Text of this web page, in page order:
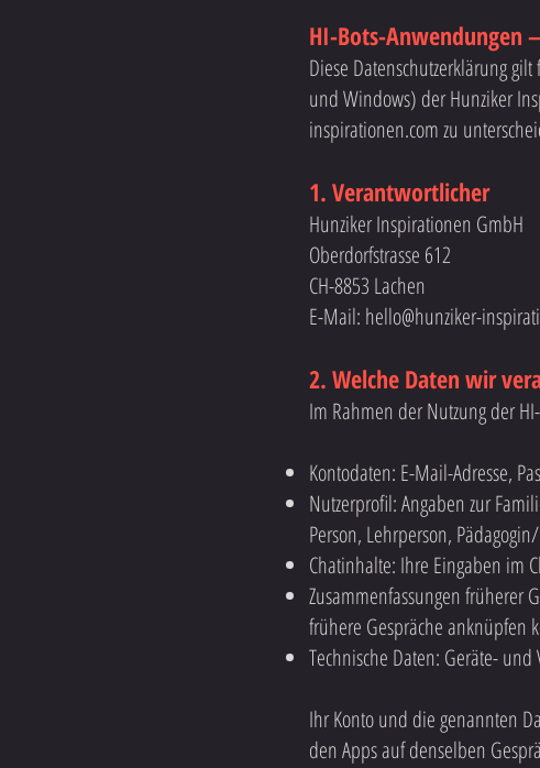
HI-Bots-Anwendungen
Diese Datenschutzerklärung
und Windows) der Hunziker
inspirationen.com zu
1. Verantwortlicher
Hunziker Inspirationen GmbH
Oberdorfstrasse 612
CH-8853 Lachen
E-Mail: hello@hunziker-
2. Welche Daten wir
Im Rahmen der Nutzung der
Kontodaten: E-Mail-Adresse,
Nutzerprofil: Angaben zur
Person, Lehrperson,
Chatinhalte: Ihre Eingaben im
Zusammenfassungen früherer
frühere Gespräche anknüpfen
Technische Daten: Geräte-
Ihr Konto und die genannten
den Apps auf denselben